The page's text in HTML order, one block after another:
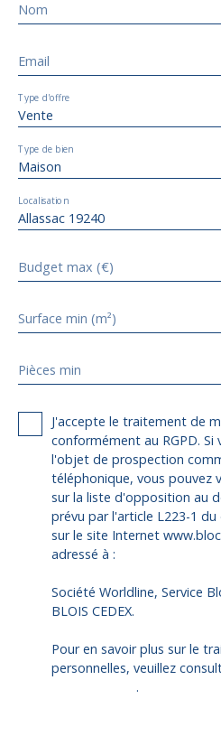
Nom
Email
Vente
Type d'offre
Maison
Type de bien
Allassac 19240
Localisation
Budget max (€)
Surface min (m²)
Pièces min
J'accepte le traitement de
conformément au RGPD.
l'objet de prospection
téléphonique, vous pouvez
sur la liste d'opposition au
prévu par l'article L223-1
sur le site Internet
adressé à :
Société Worldline, Service
BLOIS CEDEX.
Pour en savoir plus sur le
personnelles, veuillez
.